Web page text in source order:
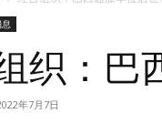
织：巴
年7月7日